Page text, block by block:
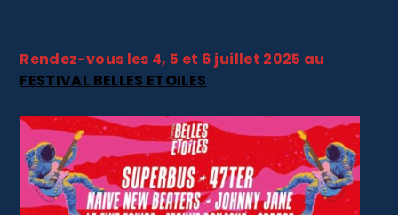
Rendez-vous les 4, 5 et 6 juillet 2025 au
FESTIVAL BELLES ETOILES